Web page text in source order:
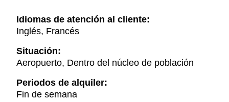
Idiomas de atención al cliente:
Inglés, Francés
Situación:
Aeropuerto, Dentro del núcleo de población
Periodos de alquiler:
Fin de semana